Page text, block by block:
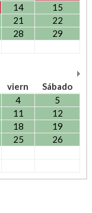
14
15
21
22
28
29
viern
Sábado
4
5
11
12
18
19
25
26